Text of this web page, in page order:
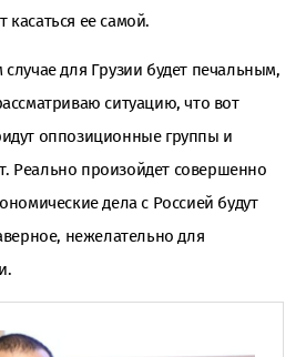
касаться ее самой.
для Грузии будет печальным,
ситуацию, что вот
оппозиционные группы и
Реально произойдет совершенно
дела с Россией будут
нежелательно для